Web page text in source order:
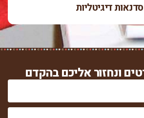
סדנאות דיגיטליות
ונחזור אליכם בהקדם